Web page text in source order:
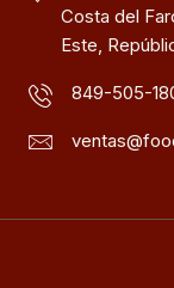
Costa del
Este,
849-505-